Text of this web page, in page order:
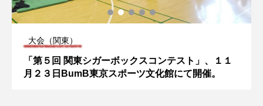
大会（関東）
「第５回 関東シガーボックスコンテスト」、１１
月２３日BumB東京スポーツ文化館にて開催。